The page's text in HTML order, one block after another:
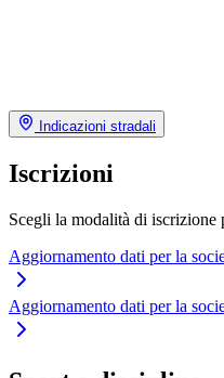
Indicazioni stradali
Iscrizioni
Scegli la modalità di iscrizione
Aggiornamento dati per la
Aggiornamento dati per la